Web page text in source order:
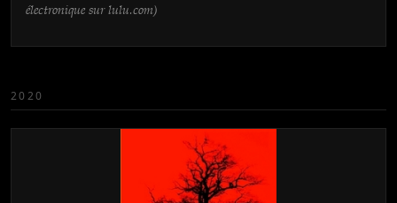
électronique sur lulu.com)
2020